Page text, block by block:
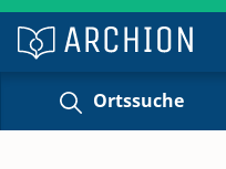
Ortssuche